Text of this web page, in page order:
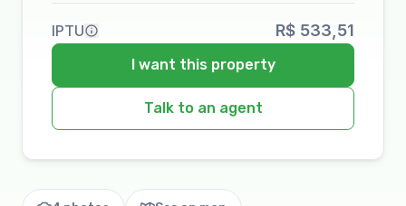
IPTU R$ 533,51
I want this property
Talk to an agent